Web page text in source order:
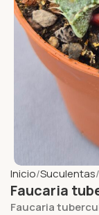
Inicio Suculentas
Faucaria
Faucaria